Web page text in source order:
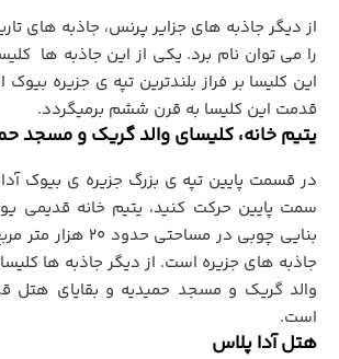
از ديگر جاذبه هاي جزاير پرنس، جاذبه های
را می توان نام برد. يکي از اين جاذبه ها
اين کلیسا بر فراز بلندترین تپه‌ ي جزیره
قدمت این کلیسا به قرن ششم برمیگردد.
يتيم خانه، کليسای والد گريک و مسجد
در قسمت پایین تپه ي بزرگ جزيره ي بيوک آدا
سمت پایین حرکت کنید، یتیم خانه قدیمی
بنایی چوبی در مساحتی
جاذبه های جزیره است. از دیگر جاذبه ها
والد گریک و مسجد حمیدیه و بقایای هتل
است.
هتل آدا پلاس